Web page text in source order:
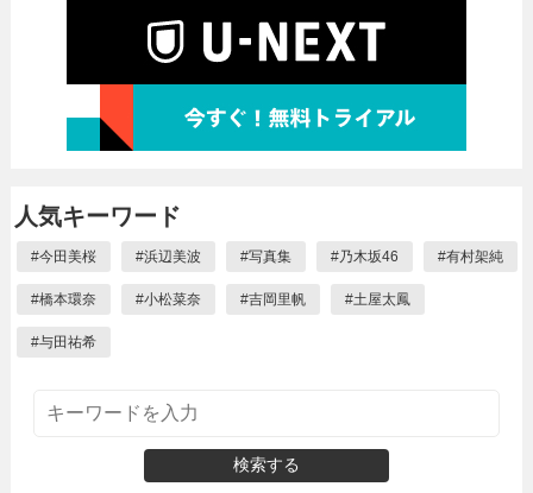
人気キーワード
#今田美桜 #浜辺美波 #写真集 #乃木坂46 #有村架純
#橋本環奈 #小松菜奈 #吉岡里帆 #土屋太鳳
#与田祐希
検索する